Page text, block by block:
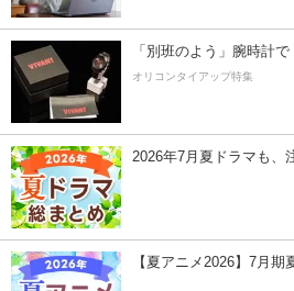
「別班のよう」腕時計
オリコンタイアップ特集
2026年7月夏ドラマも、
【夏アニメ2026】7月期